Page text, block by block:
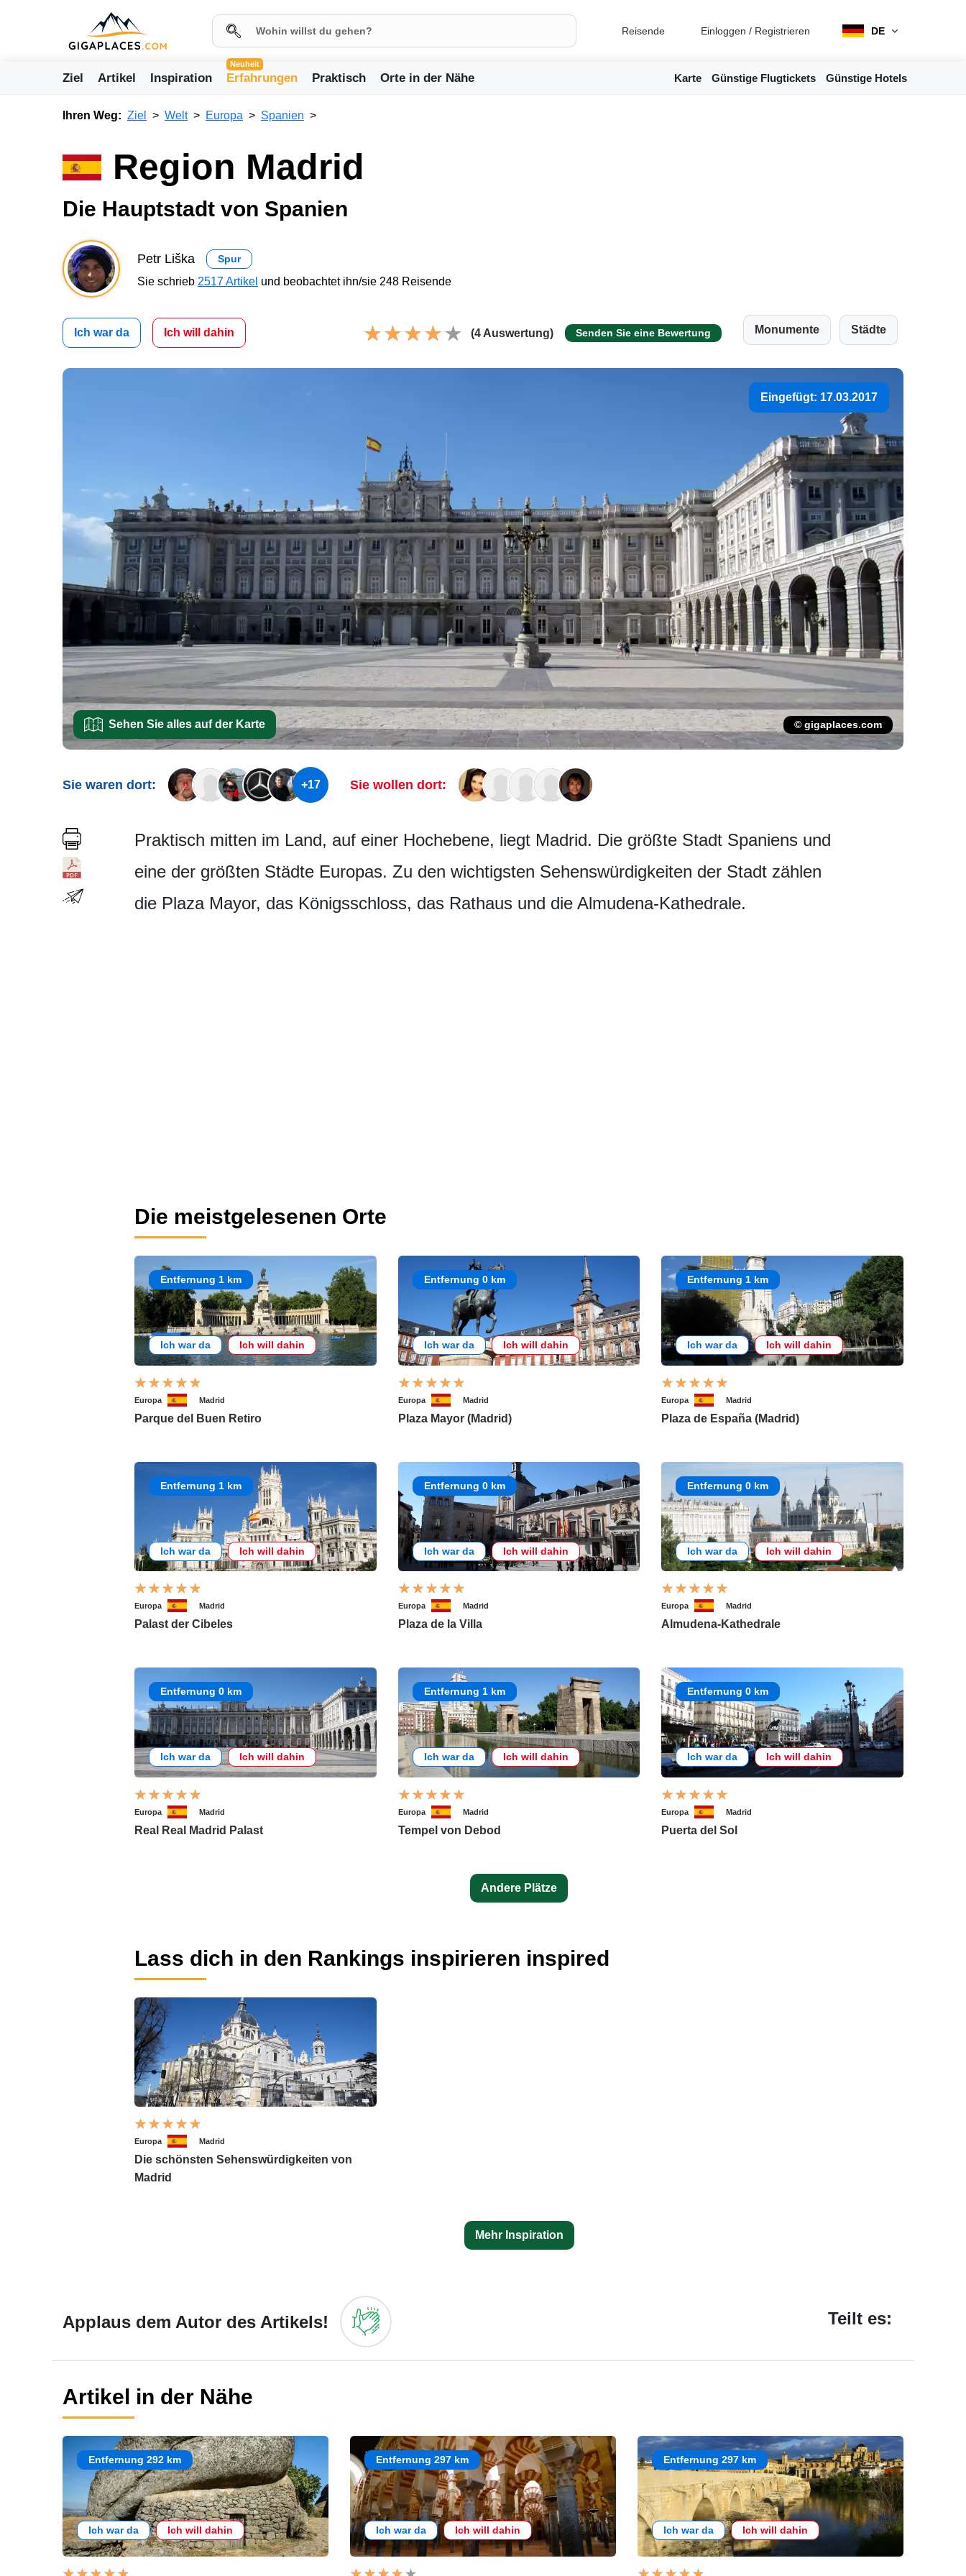
Reisende Einloggen / Registrieren DE
Ziel Artikel Inspiration
Neuheit
Erfahrungen Praktisch Orte in der Nähe Karte Günstige Flugtickets Günstige Hotels
Ihren Weg: Ziel Welt Europa Spanien
Region Madrid
Die Hauptstadt von Spanien
Petr Liška Spur
Sie schrieb 2517 Artikel und beobachtet ihn/sie 248 Reisende
Ich war da Ich will dahin (4 Auswertung) Senden Sie eine Bewertung Monumente Städte
Eingefügt: 17.03.2017
Sehen Sie alles auf der Karte © gigaplaces.com
Sie waren dort: +17 Sie wollen dort:
Praktisch mitten im Land, auf einer Hochebene, liegt Madrid. Die größte Stadt Spaniens und
eine der größten Städte Europas. Zu den wichtigsten Sehenswürdigkeiten der Stadt zählen
die Plaza Mayor, das Königsschloss, das Rathaus und die Almudena-Kathedrale.
Die meistgelesenen Orte
Entfernung 1 km
Ich war da Ich will dahin
Europa Madrid
Parque del Buen Retiro
Entfernung 0 km
Ich war da Ich will dahin
Europa Madrid
Plaza Mayor (Madrid)
Entfernung 1 km
Ich war da Ich will dahin
Europa Madrid
Plaza de España (Madrid)
Entfernung 1 km
Ich war da Ich will dahin
Europa Madrid
Palast der Cibeles
Entfernung 0 km
Ich war da Ich will dahin
Europa Madrid
Plaza de la Villa
Entfernung 0 km
Ich war da Ich will dahin
Europa Madrid
Almudena-Kathedrale
Entfernung 0 km
Ich war da Ich will dahin
Europa Madrid
Real Real Madrid Palast
Entfernung 1 km
Ich war da Ich will dahin
Europa Madrid
Tempel von Debod
Entfernung 0 km
Ich war da Ich will dahin
Europa Madrid
Puerta del Sol
Andere Plätze
Lass dich in den Rankings inspirieren inspired
Europa Madrid
Die schönsten Sehenswürdigkeiten von
Madrid
Mehr Inspiration
Applaus dem Autor des Artikels! Teilt es:
Artikel in der Nähe
Entfernung 292 km
Ich war da Ich will dahin
Entfernung 297 km
Ich war da Ich will dahin
Entfernung 297 km
Ich war da Ich will dahin